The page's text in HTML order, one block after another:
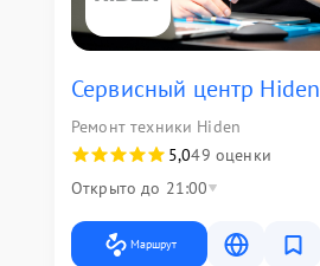
Сервисный центр Hiden
Ремонт техники Hiden
5,049 оценки
Открыто до 21:00
Маршрут